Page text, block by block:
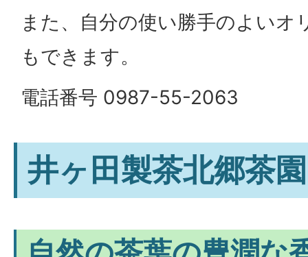
また、自分の使い勝手のよいオ
もできます。
電話番号 0987-55-2063
井ヶ田製茶北郷茶園